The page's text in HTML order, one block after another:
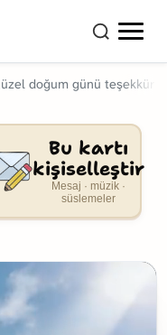
doğum günü teşekkür
Bu kartı
kişiselleştir
Mesaj · müzik ·
süslemeler